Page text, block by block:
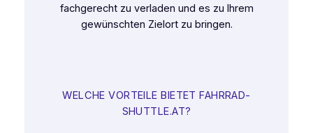
fachgerecht zu verladen und es zu Ihrem
gewünschten Zielort zu bringen.
WELCHE VORTEILE BIETET FAHRRAD-
SHUTTLE.AT?